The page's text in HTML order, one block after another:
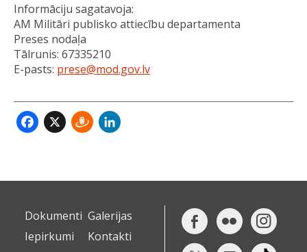
Informāciju sagatavoja:
AM Militāri publisko attiecību departamenta
Preses nodaļa
Tālrunis: 67335210
E-pasts: prese@mod.gov.lv
Facebook
X Draugiem
Dokumenti Galerijas
Iepirkumi
Kontakti